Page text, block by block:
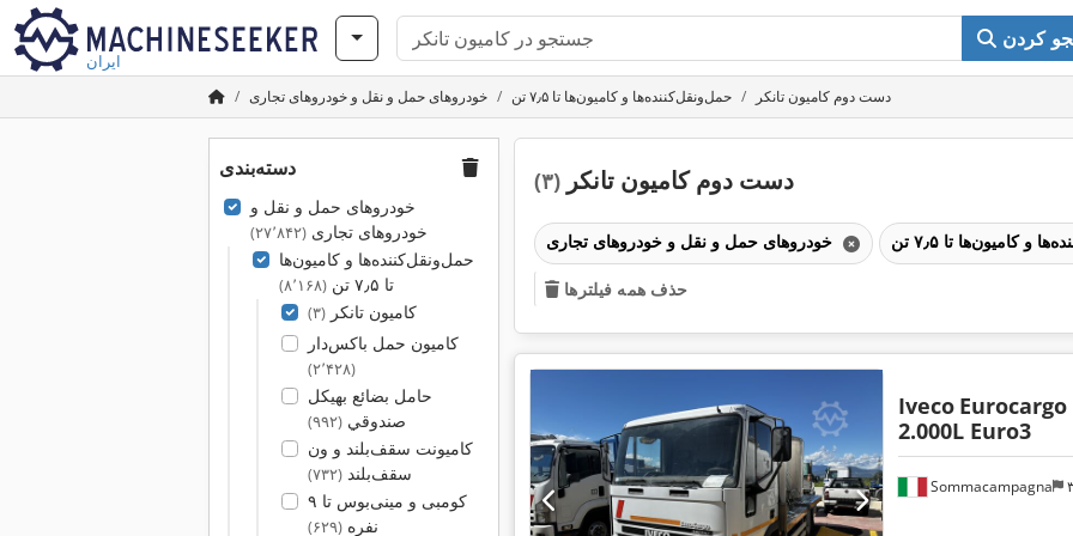
ایران
کردن
خودروهای حمل و نقل و خودروهای تجاری حمل‌ونقل‌کننده‌ها و کامیون‌ها تا ۷٫۵ تن دست دوم کامیون تانکر
دسته‌بندی
خودروهای حمل و نقل و
خودروهای تجاری(۲۷٬۸۴۲)
حمل‌ونقل‌کننده‌ها و کامیون‌ها
تا ۷٫۵ تن
(۸٬۱۶۸)
کامیون تانکر(۳)
کامیون حمل باکس‌دار
(۲٬۴۲۸)
حامل بضائع بهيكل
صندوقي(۹۹۲)
کامیونت سقف‌بلند و ون
سقف‌بلند(۷۳۲)
کومبی و مینی‌بوس تا ۹
نفره(۶۲۹)
دست دوم کامیون تانکر (۳)
خودروهای حمل و نقل و خودروهای تجاری
حذف همه فیلترها
Sommacampagna
Iveco
2.000L Euro3